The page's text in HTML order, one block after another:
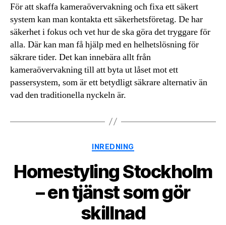
För att skaffa kameraövervakning och fixa ett säkert
system kan man kontakta ett säkerhetsföretag. De har
säkerhet i fokus och vet hur de ska göra det tryggare för
alla. Där kan man få hjälp med en helhetslösning för
säkrare tider. Det kan innebära allt från
kameraövervakning till att byta ut låset mot ett
passersystem, som är ett betydligt säkrare alternativ än
vad den traditionella nyckeln är.
Kategorier
INREDNING
Homestyling Stockholm
– en tjänst som gör
skillnad